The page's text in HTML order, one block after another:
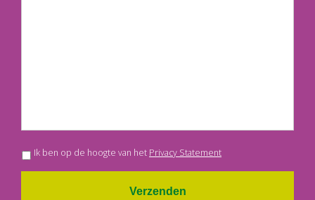
Ik ben op de hoogte van het Privacy Statement
Verzenden